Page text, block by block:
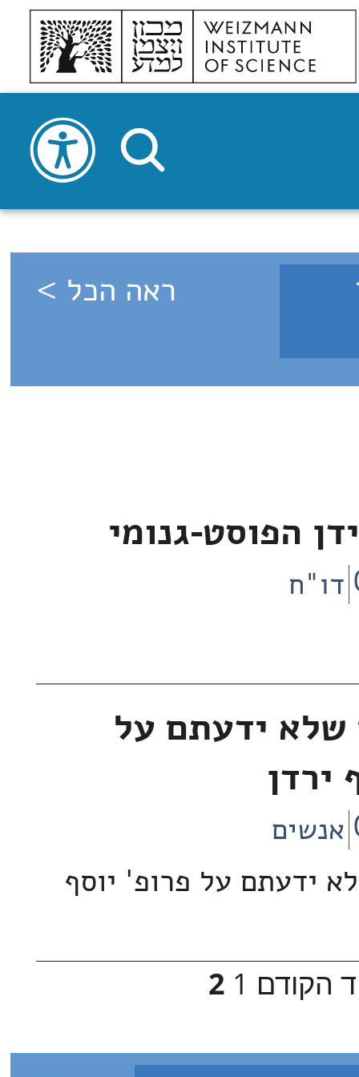
ראה הכל >
הפוסט-גנומי
דו"ח
שלא ידעתם על
ירדן
אנשים
ידעתם על פרופ' יוסף
הקודם 1
2